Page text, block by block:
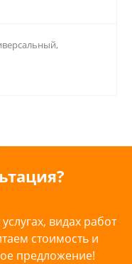
видах работ
стоимость и
предложение!